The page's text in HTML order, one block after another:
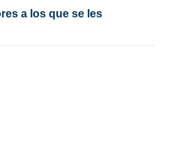
a los que se les